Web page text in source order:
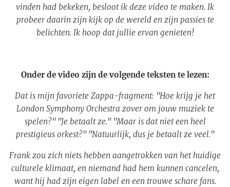
vinden had bekeken, besloot ik deze video te maken. Ik
probeer daarin zijn kijk op de wereld en zijn passies te
belichten. Ik hoop dat jullie ervan genieten!
Onder de video zijn de volgende teksten te lezen:
Dat is mijn favoriete Zappa-fragment: "Hoe krijg je het
London Symphony Orchestra zover om jouw muziek te
spelen?" "Je betaalt ze." "Maar is dat niet een heel
prestigieus orkest?" "Natuurlijk, dus je betaalt ze veel."
Frank zou zich niets hebben aangetrokken van het huidige
culturele klimaat, en niemand had hem kunnen cancelen,
want hij had zijn eigen label en een trouwe schare fans.